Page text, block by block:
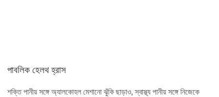
পাবলিক হেলথ হ্রাস
শক্তি পানীয় সঙ্গে অ্যালকোহল মেশানো ঝুঁকি ছাড়াও, স্বাস্থ্য পানীয় সঙ্গে নিজেকে